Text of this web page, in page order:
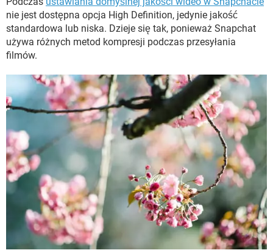
nie jest dostępna opcja High Definition, jedynie jakość
standardowa lub niska. Dzieje się tak, ponieważ Snapchat
używa różnych metod kompresji podczas przesyłania
filmów.